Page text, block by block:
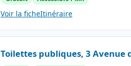
Voir la ficheItinéraire
Toilettes publiques, 3 Avenue